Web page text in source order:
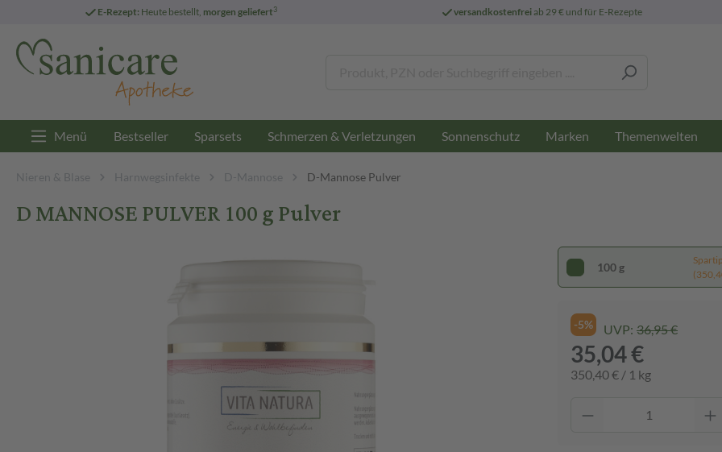
E-Rezept: Heute bestellt, morgen geliefert3 versandkostenfreiab 29 € und für E-Rezepte
Menü Bestseller Sparsets Schmerzen & Verletzungen Sonnenschutz Marken Themenwelten
Nieren & Blase Harnwegsinfekte D-Mannose D-Mannose Pulver
D MANNOSE PULVER 100 g Pulver
100 g
-5% UVP: 36,95 €
35,04 €
350,40 € / 1 kg